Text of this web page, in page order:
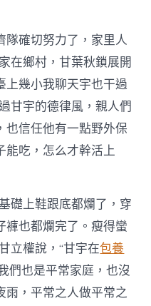
隊確切努力了，家里人
在鄉村，甘葉秋鎖展開
上幾小我聊天宇也干過
甘宇的德律風，親人們
也信任他有一點野外保
能吃，怎么才幹活上
礎上鞋跟底都爛了，穿
褲也都爛完了。瘦得蠻
立權說，“甘宇在包養
們也是平常家庭，也沒
雨，平常之人做平常之